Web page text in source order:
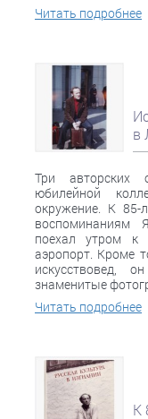
Читать подробнее
в
Три авторских
юбилейной
окружение. К 85-
воспоминаниям
поехал утром к
аэропорт. Кроме
искусствовед,
знаменитые
Читать подробнее
К